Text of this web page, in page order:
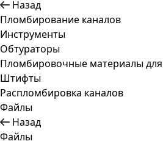
Назад
Пломбирование каналов
Инструменты
Обтураторы
Пломбировочные материалы для
Штифты
Распломбировка каналов
Файлы
Назад
Файлы